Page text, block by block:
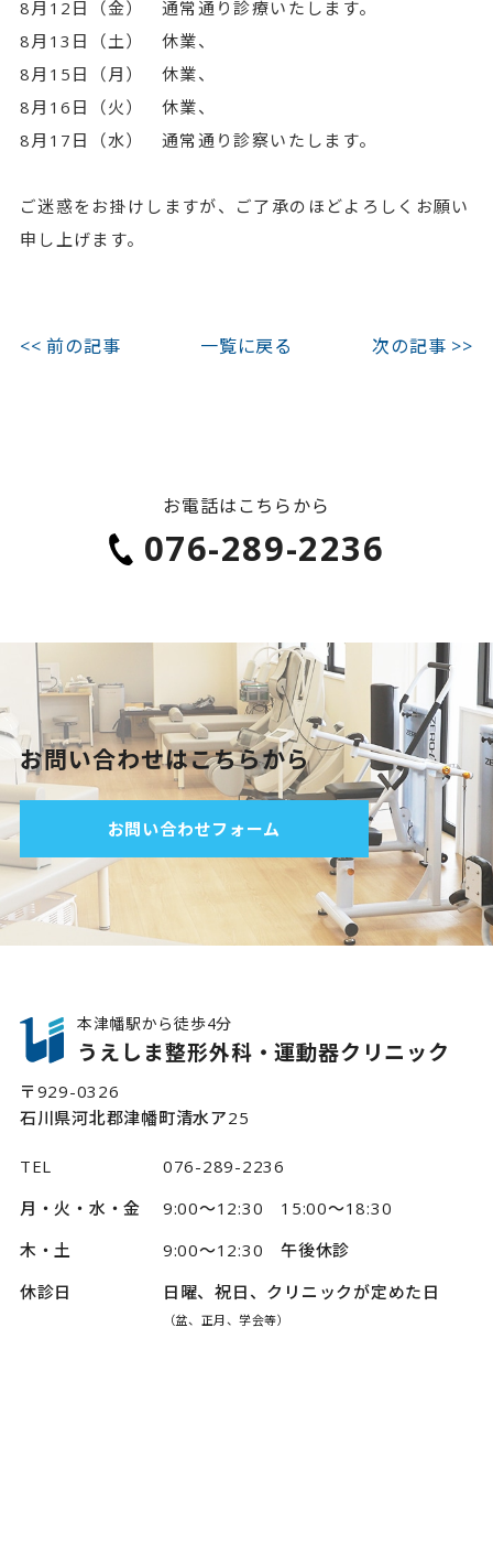
8月12日（金） 通常通り診療いたします。
8月13日（土） 休業、
8月15日（月） 休業、
8月16日（火） 休業、
8月17日（水） 通常通り診察いたします。
ご迷惑をお掛けしますが、ご了承のほどよろしくお願い
申し上げます。
<< 前の記事 一覧に戻る 次の記事 >>
お電話はこちらから
076-289-2236
お問い合わせはこちらから
お問い合わせフォーム
本津幡駅から徒歩4分
うえしま整形外科・運動器クリニック
〒929-0326
石川県河北郡津幡町清水ア25
TEL
076-289-2236
月・火・水・金
9:00～12:30 15:00～18:30
木・土
9:00～12:30 午後休診
休診日
日曜、祝日、クリニックが定めた日
（盆、正月、学会等）